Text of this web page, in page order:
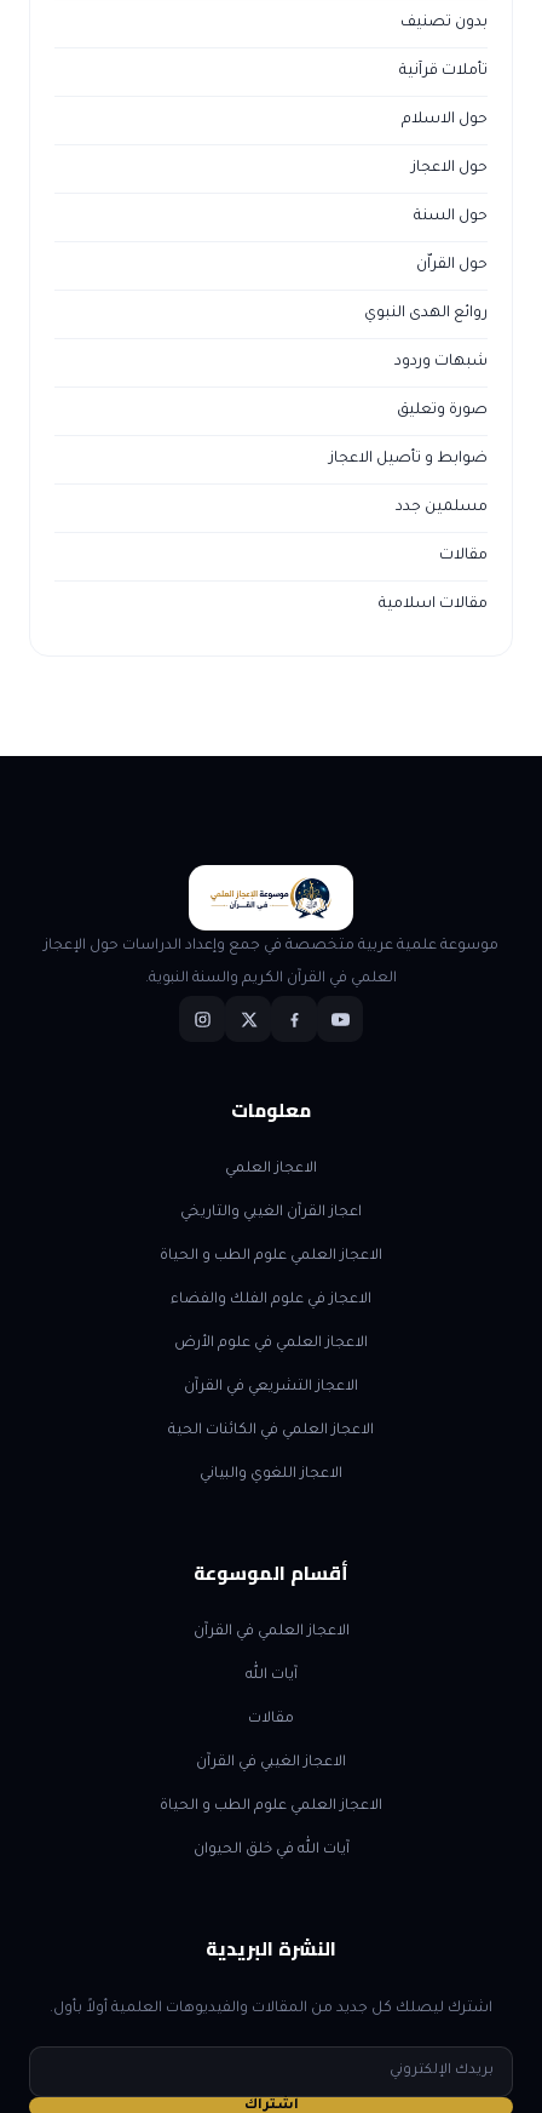
بدون تصنيف
تأملات قرآنية
حول الاسلام
حول الاعجاز
حول السنة
حول القراّن
روائع الهدى النبوي
شبهات وردود
صورة وتعليق
ضوابط و تأصيل الاعجاز
مسلمين جدد
مقالات
مقالات اسلامية
موسوعة علمية عربية متخصصة في جمع وإعداد الدراسات حول الإعجاز
العلمي في القرآن الكريم والسنة النبوية.
معلومات
الاعجاز العلمي
اعجاز القرآن الغيبي والتاريخي
الاعجاز العلمي علوم الطب و الحياة
الاعجاز في علوم الفلك والفضاء
الاعجاز العلمي في علوم الأرض
الاعجاز التشريعي في القرآن
الاعجاز العلمي في الكائنات الحية
الاعجاز اللغوي والبياني
أقسام الموسوعة
الاعجاز العلمي في القرآن
آيات الله
مقالات
الاعجاز الغيبي في القرآن
الاعجاز العلمي علوم الطب و الحياة
آيات الله في خلق الحيوان
النشرة البريدية
اشترك ليصلك كل جديد من المقالات والفيديوهات العلمية أولاً بأول.
البريد
الإلكتروني
اشتراك